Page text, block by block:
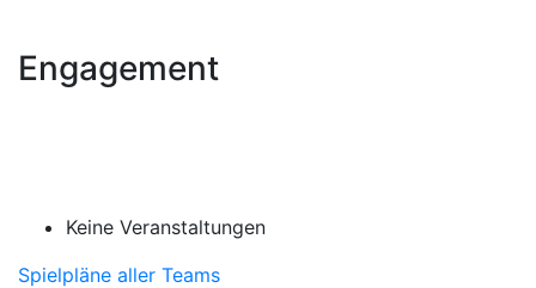
Engagement
Keine Veranstaltungen
Spielpläne aller Teams